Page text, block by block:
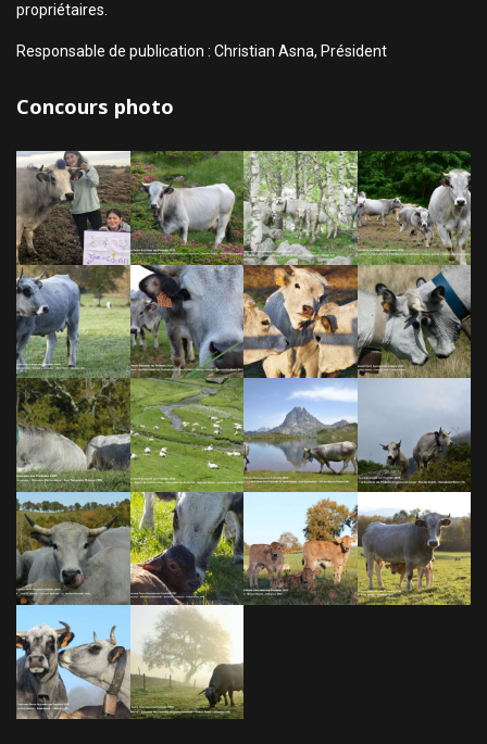
propriétaires.
Responsable de publication : Christian Asna, Président
Concours photo